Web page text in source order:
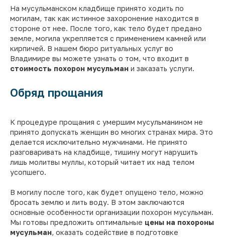
На мусульманском кладбище принято ходить по
могилам, так как истинное захоронение находится в
стороне от нее. После того, как тело будет предано
земле, могила укрепляется с применением камней или
кирпичей. В нашем бюро ритуальных услуг во
Владимире вы можете узнать о том, что входит в
стоимость похорон мусульман и заказать услуги.
Обряд прощания
К процедуре прощания с умершим мусульманином не
принято допускать женщин во многих странах мира. Это
делается исключительно мужчинами. Не принято
разговаривать на кладбище, тишину могут нарушить
лишь молитвы муллы, который читает их над телом
усопшего.
В могилу после того, как будет опущено тело, можно
бросать землю и лить воду. В этом заключаются
основные особенности организации похорон мусульман.
Мы готовы предложить оптимальные цены на похороны
мусульман, оказать содействие в подготовке